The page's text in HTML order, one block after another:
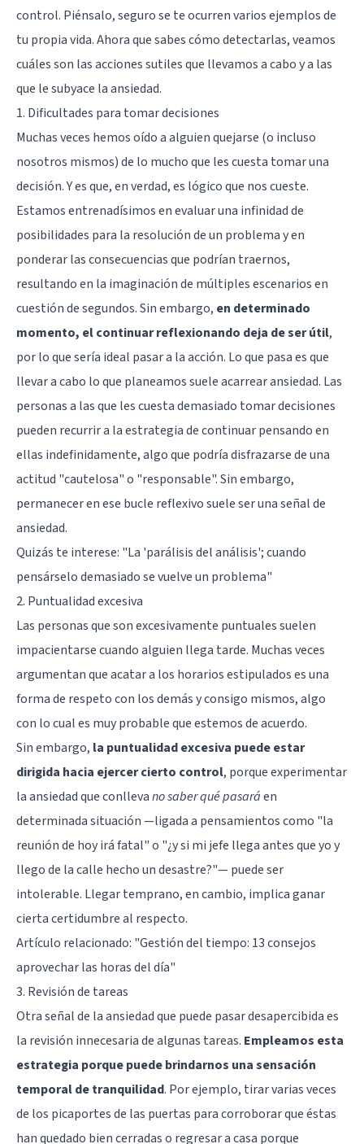
control. Piénsalo, seguro se te ocurren varios ejemplos de
tu propia vida. Ahora que sabes cómo detectarlas, veamos
cuáles son las acciones sutiles que llevamos a cabo y a las
que le subyace la ansiedad.
1. Dificultades para tomar decisiones
Muchas veces hemos oído a alguien quejarse (o incluso
nosotros mismos) de lo mucho que les cuesta tomar una
decisión. Y es que, en verdad, es lógico que nos cueste.
Estamos entrenadísimos en evaluar una infinidad de
posibilidades para la resolución de un problema y en
ponderar las consecuencias que podrían traernos,
resultando en la imaginación de múltiples escenarios en
cuestión de segundos. Sin embargo, en determinado
momento, el continuar reflexionando deja de ser útil,
por lo que sería ideal pasar a la acción. Lo que pasa es que
llevar a cabo lo que planeamos suele acarrear ansiedad. Las
personas a las que les cuesta demasiado tomar decisiones
pueden recurrir a la estrategia de continuar pensando en
ellas indefinidamente, algo que podría disfrazarse de una
actitud "cautelosa" o "responsable". Sin embargo,
permanecer en ese bucle reflexivo suele ser una señal de
ansiedad.
Quizás te interese: "La 'parálisis del análisis'; cuando
pensárselo demasiado se vuelve un problema"
2. Puntualidad excesiva
Las personas que son excesivamente puntuales suelen
impacientarse cuando alguien llega tarde. Muchas veces
argumentan que acatar a los horarios estipulados es una
forma de respeto con los demás y consigo mismos, algo
con lo cual es muy probable que estemos de acuerdo.
Sin embargo, la puntualidad excesiva puede estar
dirigida hacia ejercer cierto control, porque experimentar
la ansiedad que conllevano saber qué pasaráen
determinada situación —ligada a pensamientos como "la
reunión de hoy irá fatal" o "¿y si mi jefe llega antes que yo y
llego de la calle hecho un desastre?"— puede ser
intolerable. Llegar temprano, en cambio, implica ganar
cierta certidumbre al respecto.
Artículo relacionado: "Gestión del tiempo: 13 consejos
aprovechar las horas del día"
3. Revisión de tareas
Otra señal de la ansiedad que puede pasar desapercibida es
la revisión innecesaria de algunas tareas. Empleamos esta
estrategia porque puede brindarnos una sensación
temporal de tranquilidad. Por ejemplo, tirar varias veces
de los picaportes de las puertas para corroborar que éstas
han quedado bien cerradas o regresar a casa porque